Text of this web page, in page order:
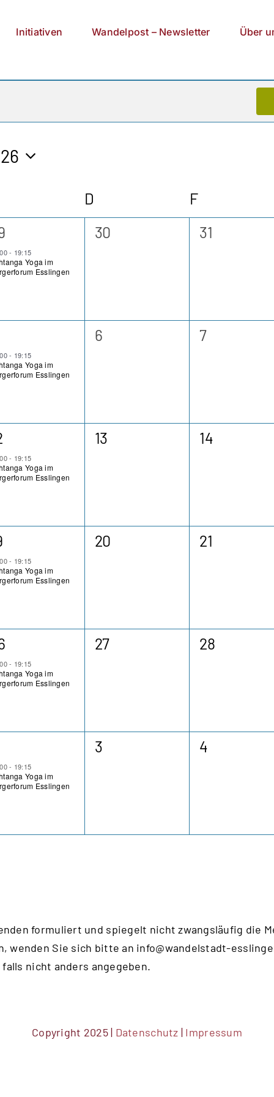
Initiativen Wandelpost – Newsletter Über
D FFreitag
- 19:15
Yoga im
Esslingen
0
30
0
31
- 19:15
Yoga im
Esslingen
0
6
0
7
- 19:15
Yoga im
Esslingen
0
13
0
14
- 19:15
Yoga im
Esslingen
0
20
0
21
- 19:15
Yoga im
Esslingen
0
27
0
28
- 19:15
Yoga im
Esslingen
0
3
0
4
formuliert und spiegelt nicht zwangsläufig die
wenden Sie sich bitte an info@wandelstadt-
nicht anders angegeben.
Copyright 2025 | Datenschutz | Impressum